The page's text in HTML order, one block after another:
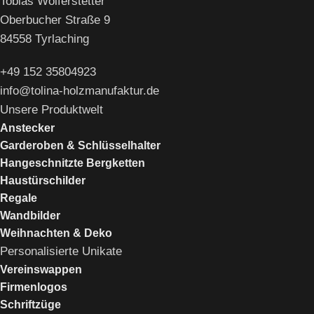
Oberbucher Straße 9
84558 Tyrlaching
+49 152 35804923
info@tolina-holzmanufaktur.de
Unsere Produktwelt
Anstecker
Garderoben & Schlüsselhalter
Hangeschnitzte Bergketten
Haustürschilder
Regale
Wandbilder
Weihnachten & Deko
Personalisierte Unikate
Vereinswappen
Firmenlogos
Schriftzüge